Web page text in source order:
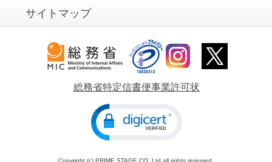
サイトマップ
総務省特定信書便事業許可状
Copyright (c) PRIME STAGE.CO.,Ltd all rights reserved.